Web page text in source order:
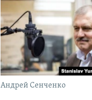
Андрей Сенченко